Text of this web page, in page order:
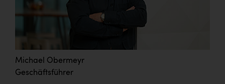
Michael Obermeyr
Geschäftsführer